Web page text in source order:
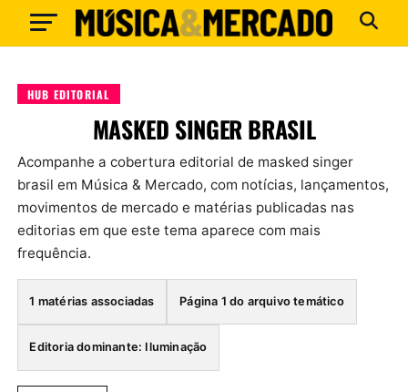
HUB EDITORIAL
MASKED SINGER BRASIL
Acompanhe a cobertura editorial de masked singer
brasil em Música & Mercado, com notícias, lançamentos,
movimentos de mercado e matérias publicadas nas
editorias em que este tema aparece com mais
frequência.
1 matérias associadas Página 1 do arquivo temático
Editoria dominante: Iluminação